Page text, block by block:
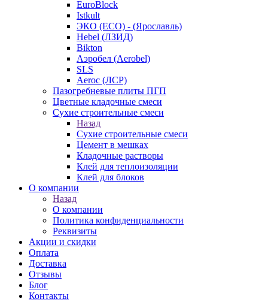
EuroBlock
Istkult
ЭКО (ECO) - (Ярославль)
Hebel (ЛЗИД)
Bikton
Аэробел (Aerobel)
SLS
Aeroc (ЛСР)
Пазогребневые плиты ПГП
Цветные кладочные смеси
Сухие строительные смеси
Назад
Сухие строительные смеси
Цемент в мешках
Кладочные растворы
Клей для теплоизоляции
Клей для блоков
О компании
Назад
О компании
Политика конфиденциальности
Реквизиты
Акции и скидки
Оплата
Доставка
Отзывы
Блог
Контакты